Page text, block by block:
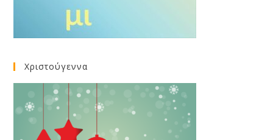
Χριστούγεννα